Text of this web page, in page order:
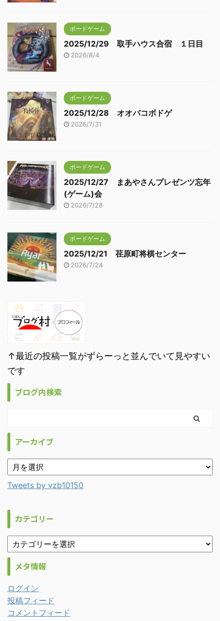
ボードゲーム
2025/12/29 取手ハウス合宿 １日目
2026/8/4
ボードゲーム
2025/12/28 オオバコボドゲ
2026/7/31
ボードゲーム
2025/12/27 まあやさんプレゼンツ忘年
(ゲーム)会
2026/7/28
ボードゲーム
2025/12/21 荏原町将棋センター
2026/7/24
↑最近の投稿一覧がずらーっと並んでいて見やすい
です
ブログ内検索
アーカイブ
Tweets by vzb10150
カテゴリー
メタ情報
ログイン
投稿フィード
コメントフィード